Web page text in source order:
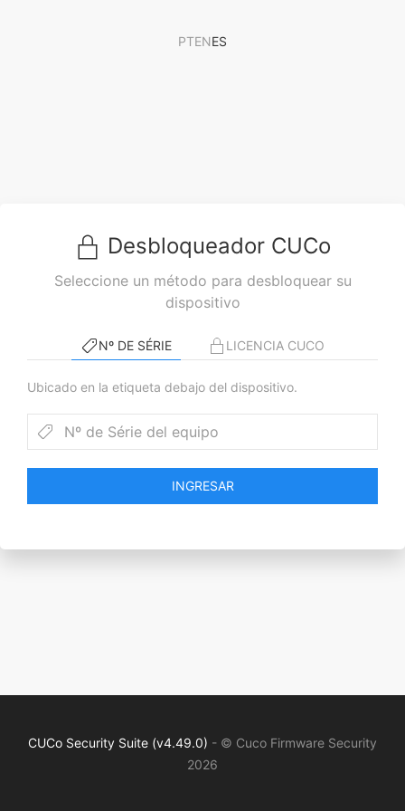
PTENES
Desbloqueador CUCo
Seleccione un método para desbloquear su
dispositivo
Nº DE SÉRIE LICENCIA CUCO
Ubicado en la etiqueta debajo del dispositivo.
INGRESAR
CUCo Security Suite (v4.49.0) - © Cuco Firmware Security
2026